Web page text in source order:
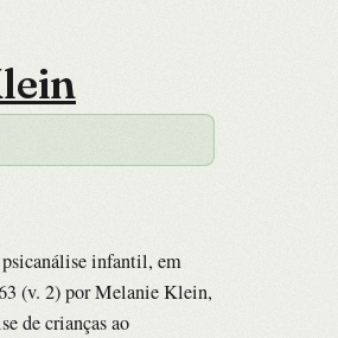
infantil, em
(v. 2) por Melanie Klein,
de crianças ao